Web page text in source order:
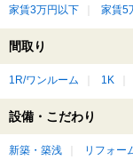
家賃3万円以下
家賃5
間取り
1R/ワンルーム 1K
設備・こだわり
新築・築浅 リフォー